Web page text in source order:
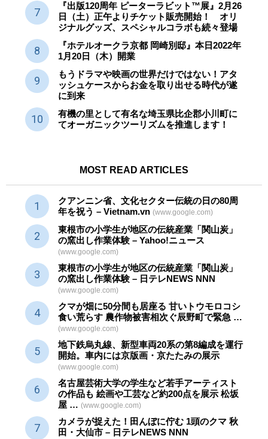
『出版120周年 ピーターラビット™展』2月26
日（土）正午よりチケット販売開始！ オリ
ジナルグッズ、スペシャルコラボも続々登場
『ホテルオークラ京都 岡崎別邸』本日2022年
1月20日（木）開業
もうドラマや映画の世界だけではない！アタ
ッシュケースからお金を取り出せる時代が遂
に到来
有機の里として有名な埼玉県比企郡小川町に
てオーガニックツーリズムを推進します！
MOST READ ARTICLES
クアンニン省、文化セクター伝統の日の80周
年を祝う – Vietnam.vn (www.google.com)
東根市の小学生が地区の伝統産業 「関山炭」
の窯出し作業体験 – Yahoo!ニュース
(www.google.com)
東根市の小学生が地区の伝統産業 「関山炭」
の窯出し作業体験 – 日テレNEWS NNN
(www.google.com)
クマが畑に50分間も居座る 甘いトウモロコシ
食い荒らす 農作物被害相次ぐ辰野町で緊急 …
(www.google.com)
地下鉄烏丸線、新型車両20系の第8編成を運行
開始。車内には京版画・京たたみの展示
(www.google.com)
名古屋芸術大学の学生など若手アーティスト
の作品も 絵画や工芸など約200点を展示 松坂
屋 … (www.google.com)
カメラが捉えた！田んぼに佇む 1頭のクマ 秋
田・大仙市 – 日テレNEWS NNN